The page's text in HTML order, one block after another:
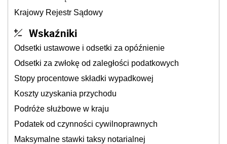
Krajowy Rejestr Sądowy
Wskaźniki
Odsetki ustawowe i odsetki za opóźnienie
Odsetki za zwłokę od zaległości podatkowych
Stopy procentowe składki wypadkowej
Koszty uzyskania przychodu
Podróże służbowe w kraju
Podatek od czynności cywilnoprawnych
Maksymalne stawki taksy notarialnej